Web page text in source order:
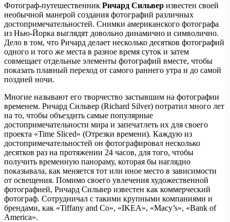
Фотограф-путешественник Ричард Сильвер известен своей
необычной манерой создания фотографий различных
достопримечательностей. Снимки американского фотографа
из Нью-Йорка выглядят довольно динамично и символично.
Дело в том, что Ричард делает несколько десятков фотографий
одного и того же места в разное время суток и затем
совмещает отдельные элементы фотографий вместе, чтобы
показать плавный переход от самого раннего утра и до самой
поздней ночи.
Многие называют его творчество застывшим на фотографии
временем. Ричард Сильвер (Richard Silver) потратил много лет
на то, чтобы объездить самые популярные
достопримечательности мира и запечатлеть их для своего
проекта «Time Sliced» (Отрезки времени). Каждую из
достопримечательностей он фотографировал несколько
десятков раз на протяжении 24 часов, для того, чтобы
получить временную панораму, которая бы наглядно
показывала, как меняется тот или иное место в зависимости
от освещения. Помимо своего увлечения художественной
фотографией, Ричард Сильвер известен как коммерческий
фотограф. Сотрудничал с такими крупными компаниями и
брендами, как «Tiffany and Co», «IKEA», «Macy’s», «Bank of
America».